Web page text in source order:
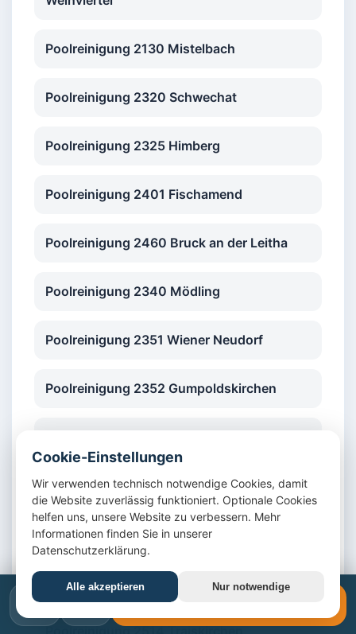
Poolreinigung 2130 Mistelbach
Poolreinigung 2320 Schwechat
Poolreinigung 2325 Himberg
Poolreinigung 2401 Fischamend
Poolreinigung 2460 Bruck an der Leitha
Poolreinigung 2340 Mödling
Poolreinigung 2351 Wiener Neudorf
Poolreinigung 2352 Gumpoldskirchen
Poolreinigung 2380 Perchtoldsdorf
Poolreinigung 2345 Brunn am Gebirge
Poolreinigung 2344 Maria Enzersdorf
📞 ✉️ 📞 +43 1 4420617
Cookie-Einstellungen
Wir verwenden technisch notwendige Cookies, damit
die Website zuverlässig funktioniert. Optionale Cookies
helfen uns, unsere Website zu verbessern. Mehr
Informationen finden Sie in unserer
Datenschutzerklärung.
Alle akzeptieren Nur notwendige